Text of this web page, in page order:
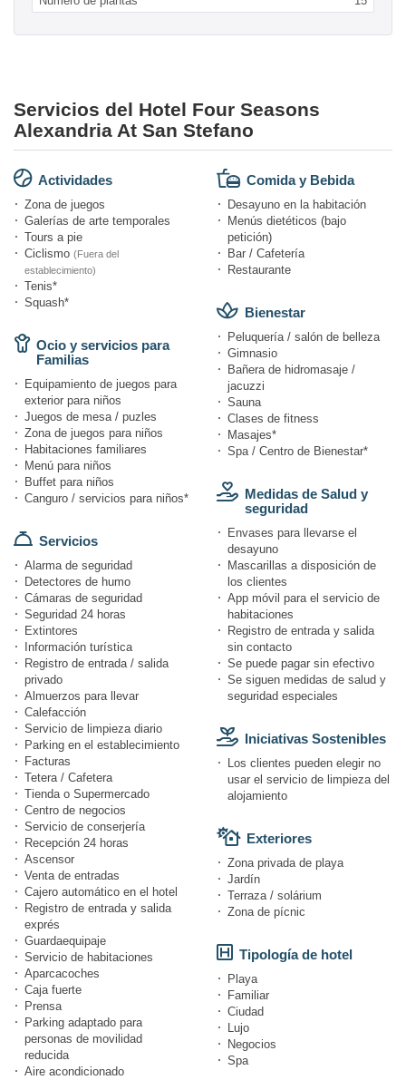
Servicios del Hotel Four Seasons
Alexandria At San Stefano
Actividades
Zona de juegos
Galerías de arte temporales
Tours a pie
Ciclismo (Fuera del
establecimiento)
Tenis*
Squash*
Ocio y servicios para
Familias
Equipamiento de juegos para
exterior para niños
Juegos de mesa / puzles
Zona de juegos para niños
Habitaciones familiares
Menú para niños
Buffet para niños
Canguro / servicios para niños*
Servicios
Alarma de seguridad
Detectores de humo
Cámaras de seguridad
Seguridad 24 horas
Extintores
Información turística
Registro de entrada / salida
privado
Almuerzos para llevar
Calefacción
Servicio de limpieza diario
Parking en el establecimiento
Facturas
Tetera / Cafetera
Tienda o Supermercado
Centro de negocios
Servicio de conserjería
Recepción 24 horas
Ascensor
Venta de entradas
Cajero automático en el hotel
Registro de entrada y salida
exprés
Guardaequipaje
Servicio de habitaciones
Aparcacoches
Caja fuerte
Prensa
Parking adaptado para
personas de movilidad
reducida
Aire acondicionado
Comida y Bebida
Desayuno en la habitación
Menús dietéticos (bajo
petición)
Bar / Cafetería
Restaurante
Bienestar
Peluquería / salón de belleza
Gimnasio
Bañera de hidromasaje /
jacuzzi
Sauna
Clases de fitness
Masajes*
Spa / Centro de Bienestar*
Medidas de Salud y
seguridad
Envases para llevarse el
desayuno
Mascarillas a disposición de
los clientes
App móvil para el servicio de
habitaciones
Registro de entrada y salida
sin contacto
Se puede pagar sin efectivo
Se siguen medidas de salud y
seguridad especiales
Iniciativas Sostenibles
Los clientes pueden elegir no
usar el servicio de limpieza del
alojamiento
Exteriores
Zona privada de playa
Jardín
Terraza / solárium
Zona de pícnic
Tipología de hotel
Playa
Familiar
Ciudad
Lujo
Negocios
Spa